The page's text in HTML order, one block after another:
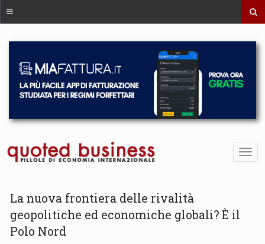
La nuova frontiera delle rivalità
geopolitiche ed economiche globali? È il
Polo Nord